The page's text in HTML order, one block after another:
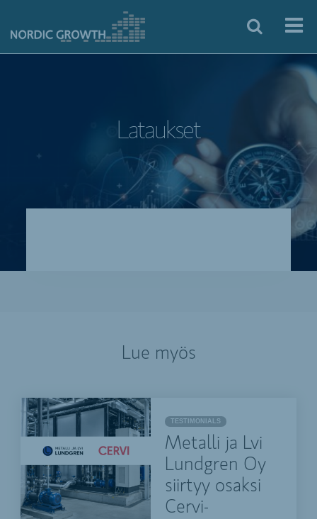
Lataukset
Lue myös
TESTIMONIALS
Metalli ja Lvi
Lundgren Oy
siirtyy osaksi
Cervi-